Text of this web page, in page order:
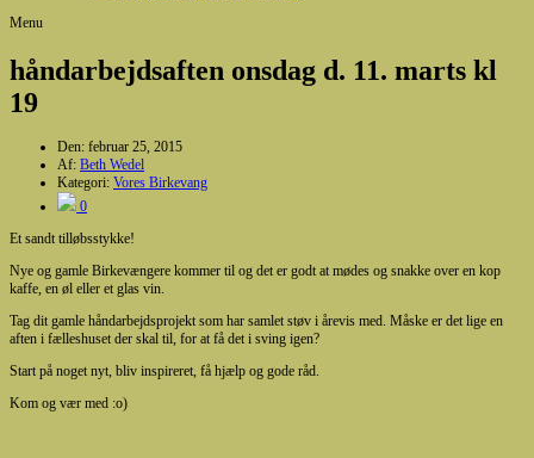
Menu
håndarbejdsaften onsdag d. 11. marts kl
19
Den: februar 25, 2015
Af: Beth Wedel
Kategori: Vores Birkevang
0
Et sandt tilløbsstykke!
Nye og gamle Birkevængere kommer til og det er godt at mødes og snakke over en kop
kaffe, en øl eller et glas vin.
Tag dit gamle håndarbejdsprojekt som har samlet støv i årevis med. Måske er det lige en
aften i fælleshuset der skal til, for at få det i sving igen?
Start på noget nyt, bliv inspireret, få hjælp og gode råd.
Kom og vær med :o)